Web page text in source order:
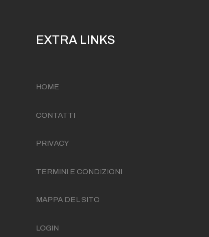
EXTRA LINKS
HOME
CONTATTI
PRIVACY
TERMINI E CONDIZIONI
MAPPA DEL SITO
LOGIN